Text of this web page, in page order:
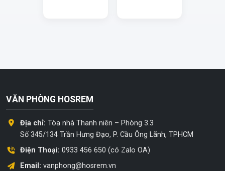
VĂN PHÒNG HOSREM
Địa chỉ: Tòa nhà Thanh niên – Phòng 3.3
Số 345/134 Trần Hưng Đạo, P. Cầu Ông Lãnh, TPHCM
Điện Thoại: 0933 456 650 (có Zalo OA)
Email: vanphong@hosrem.vn